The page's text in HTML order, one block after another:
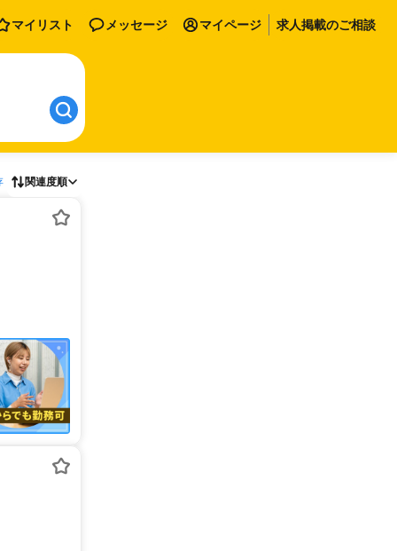
マイリスト メッセージ マイページ 求人掲載のご相談
関連度順